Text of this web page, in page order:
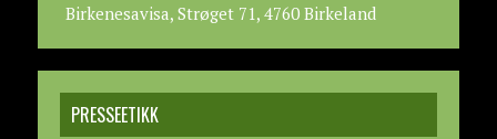
Birkenesavisa, Strøget 71, 4760 Birkeland
PRESSEETIKK